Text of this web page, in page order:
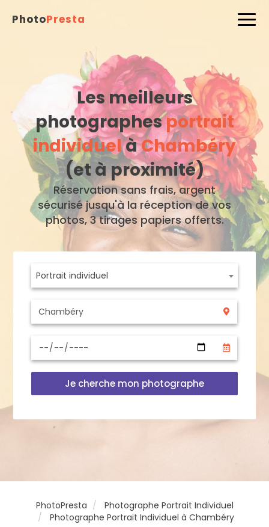
PhotoPresta
Les meilleurs
photographesportrait
individuelàChambéry
(et à proximité)
Réservation sans frais, argent
sécurisé jusqu'à la réception de vos
photos, 3 tirages papiers offerts.
Portrait individuel
Je cherche mon photographe
PhotoPresta
Photographe Portrait Individuel
Photographe Portrait Individuel à Chambéry